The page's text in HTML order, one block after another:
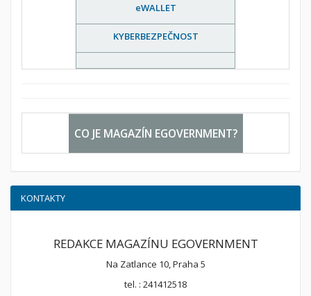
eWALLET
KYBERBEZPEČNOST
CO JE MAGAZÍN EGOVERNMENT?
KONTAKTY
REDAKCE MAGAZÍNU EGOVERNMENT
Na Zatlance 10, Praha 5
tel. : 241412518